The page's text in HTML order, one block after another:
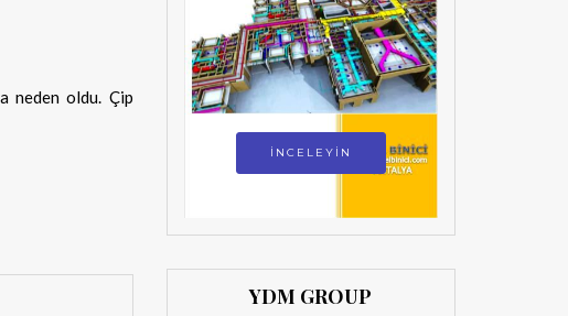
neden oldu. Çip
İNCELEYİN
YDM GROUP